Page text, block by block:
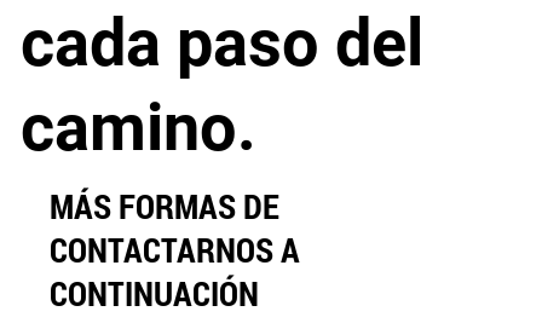
cada paso del
camino.
MÁS FORMAS DE
CONTACTARNOS A
CONTINUACIÓN